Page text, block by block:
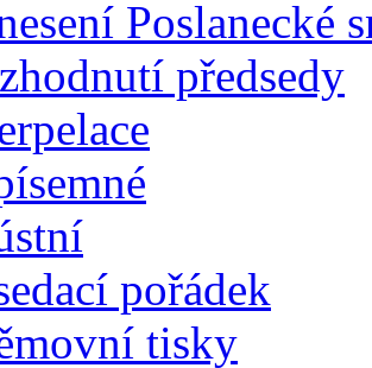
Poslanecké
předsedy
pořádek
tisky